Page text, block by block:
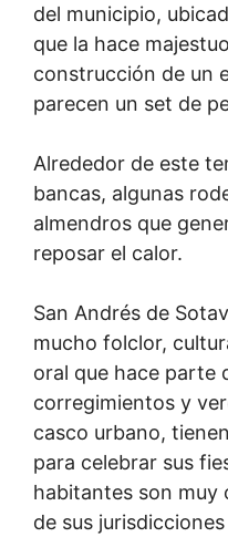
del municipio,
que la hace
construcción de un
parecen un set de
Alrededor de este
bancas, algunas
almendros que
reposar el calor.
San Andrés de
mucho folclor,
oral que hace parte
corregimientos y
casco urbano,
para celebrar sus
habitantes son muy
de sus